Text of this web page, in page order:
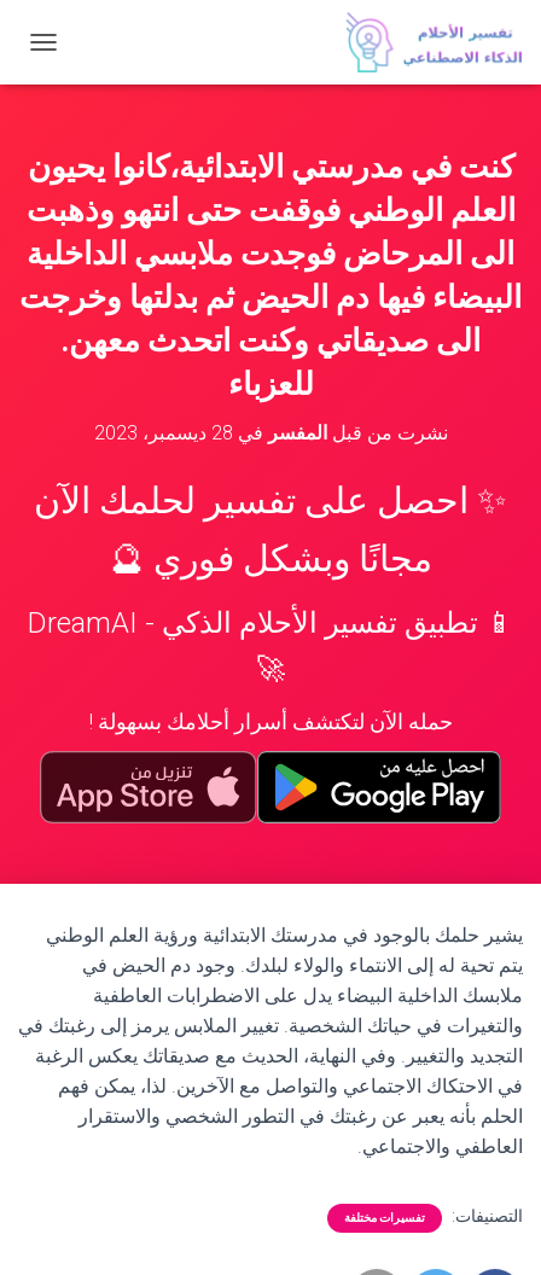
ب
ا
ت
ن
ق
كنت في مدرستي الابتدائية،كانوا يحيون
العلم الوطني فوقفت حتى انتهو وذهبت
الى المرحاض فوجدت ملابسي الداخلية
البيضاء فيها دم الحيض ثم بدلتها وخرجت
الى صديقاتي وكنت اتحدث معهن.
للعزباء
نشرت من قبلالمفسر في 28 ديسمبر، 2023
✨ احصل على تفسير لحلمك الآن
مجانًا وبشكل فوري 🔮
📱 تطبيق تفسير الأحلام الذكي - DreamAI
🚀
حمله الآن لتكتشف أسرار أحلامك بسهولة !
يشير حلمك بالوجود في مدرستك الابتدائية ورؤية العلم الوطني
يتم تحية له إلى الانتماء والولاء لبلدك. وجود دم الحيض في
ملابسك الداخلية البيضاء يدل على الاضطرابات العاطفية
والتغيرات في حياتك الشخصية. تغيير الملابس يرمز إلى رغبتك في
التجديد والتغيير. وفي النهاية، الحديث مع صديقاتك يعكس الرغبة
في الاحتكاك الاجتماعي والتواصل مع الآخرين. لذا، يمكن فهم
الحلم بأنه يعبر عن رغبتك في التطور الشخصي والاستقرار
العاطفي والاجتماعي.
التصنيفات: تفسيرات مختلفة